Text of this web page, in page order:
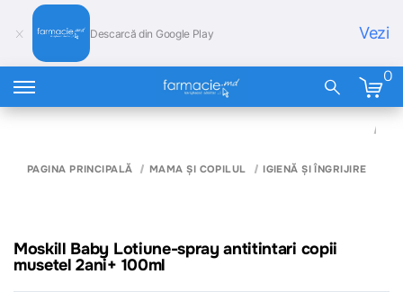
Descarcă din Google Play Vezi
0
PAGINA PRINCIPALĂ MAMA ȘI COPILUL IGIENĂ ȘI ÎNGRIJIRE
Moskill Baby Lotiune-spray antitintari copii
musetel 2ani+ 100ml